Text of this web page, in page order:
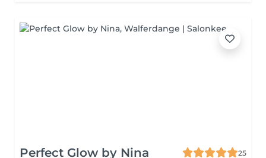
Perfect Glow by Nina
25